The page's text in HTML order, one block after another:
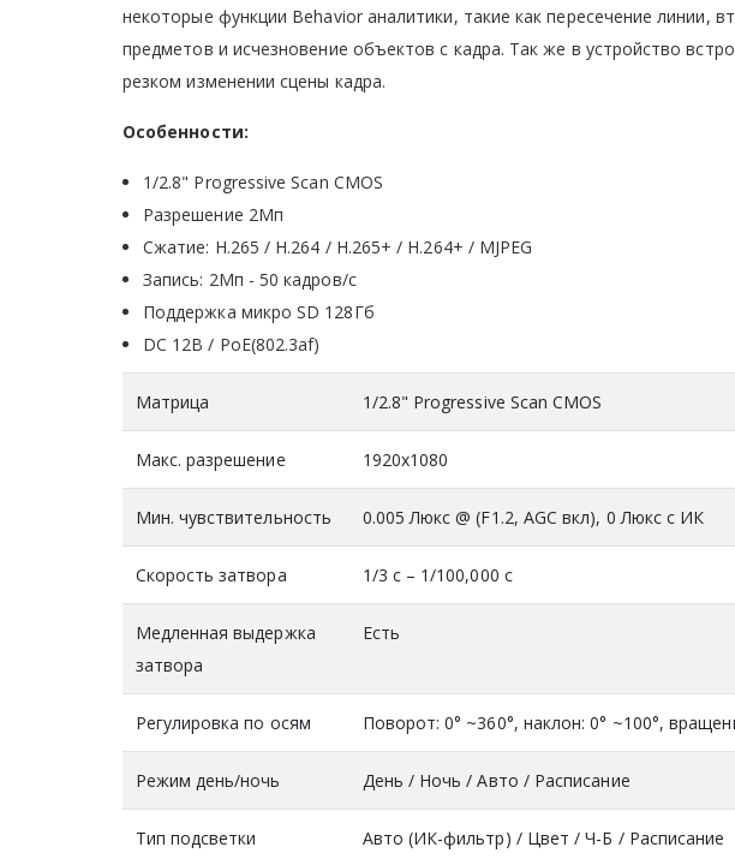
некоторые функции Behavior аналитики, такие как пересечение линии,
предметов и исчезновение объектов с кадра. Так же в устройство
резком изменении сцены кадра.
Особенности:
1/2.8" Progressive Scan CMOS
Разрешение 2Мп
Сжатие: H.265 / H.264 / H.265+ / H.264+ / MJPEG
Запись: 2Мп - 50 кадров/с
Поддержка микро SD 128Гб
DC 12В / PoE(802.3af)
Матрица 1/2.8" Progressive Scan CMOS
Макс. разрешение 1920x1080
Мин. чувствительность 0.005 Люкс @ (F1.2, AGC вкл), 0 Люкс с ИК
Скорость затвора 1/3 с – 1/100,000 с
Медленная выдержка
затвора
Есть
Регулировка по осям Поворот: 0° ~360°, наклон: 0° ~100°,
Режим день/ночь День / Ночь / Авто / Расписание
Тип подсветки Авто (ИК-фильтр) / Цвет / Ч-Б / Расписание